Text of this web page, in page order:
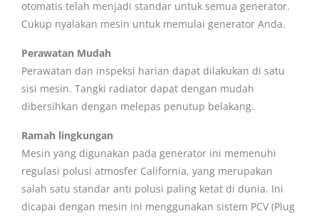
otomatis telah menjadi standar untuk semua generator.
Cukup nyalakan mesin untuk memulai generator Anda.
Perawatan Mudah
Perawatan dan inspeksi harian dapat dilakukan di satu
sisi mesin. Tangki radiator dapat dengan mudah
dibersihkan dengan melepas penutup belakang.
Ramah lingkungan
Mesin yang digunakan pada generator ini memenuhi
regulasi polusi atmosfer California, yang merupakan
salah satu standar anti polusi paling ketat di dunia. Ini
dicapai dengan mesin ini menggunakan sistem PCV (Plug